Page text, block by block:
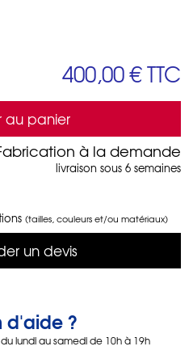
400,00 €TTC
au panier
à la demande
livraison sous 6 semaines
(tailles, couleurs et/ou matériaux)
un devis
d'aide ?
lundi au samedi de 10h à 19h